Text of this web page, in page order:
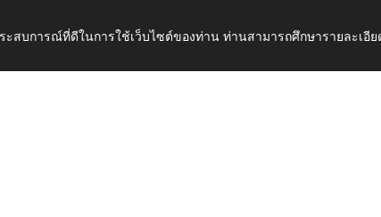
สบการณ์ที่ดีในการใช้เว็บไซต์ของท่าน ท่านสามารถศึกษารายละเอี